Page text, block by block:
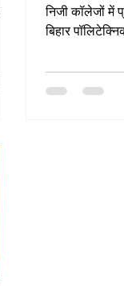
निजी कॉलेजों में
बिहार